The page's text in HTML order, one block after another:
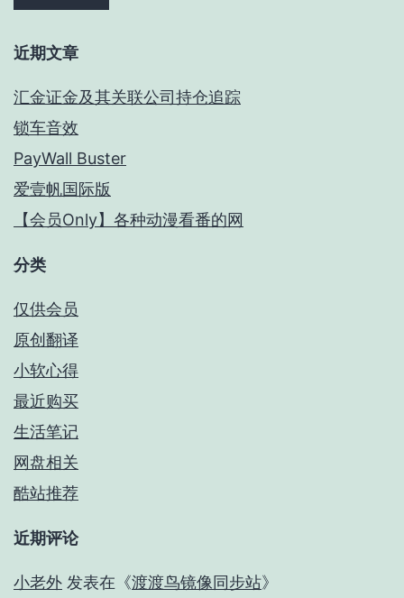
近期文章
汇金证金及其关联公司持仓追踪
锁车音效
PayWall Buster
爱壹帆国际版
【会员Only】各种动漫看番的网
分类
仅供会员
原创翻译
小软心得
最近购买
生活笔记
网盘相关
酷站推荐
近期评论
小老外 发表在《渡渡鸟镜像同步站》